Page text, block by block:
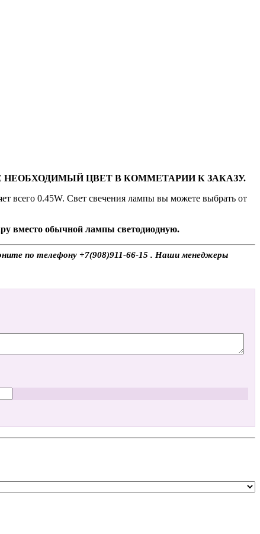
ЦВЕТ В КОММЕТАРИИ К ЗАКАЗУ.
всего 0.45W. Свет свечения лампы вы можете выбрать от
вместо обычной лампы светодиодную.
по телефону +7(908)911-66-15 . Наши менеджеры